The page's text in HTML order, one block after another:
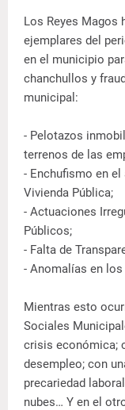
Los Reyes Magos
ejemplares del
en el municipio
chanchullos y
municipal:
- Pelotazos
terrenos de las
- Enchufismo en
Vivienda Pública;
- Actuaciones
Públicos;
- Falta de
- Anomalías en
Mientras esto
Sociales
crisis económica;
desempleo; con
precariedad
nubes… Y en el